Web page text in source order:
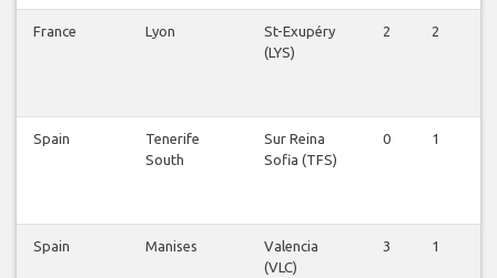
France Lyon
St-Exupéry
(LYS)
2 2
Spain
Tenerife
South
Sur Reina
Sofia (TFS)
0 1
Spain Manises
Valencia
(VLC)
3 1